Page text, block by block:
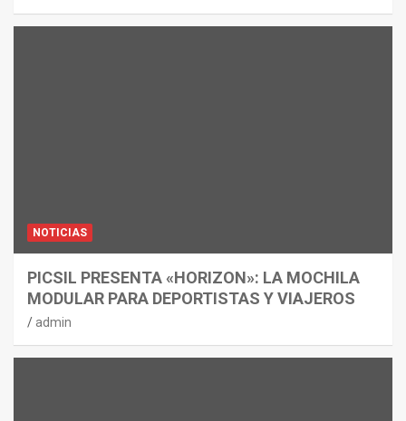
NOTICIAS
PICSIL PRESENTA «HORIZON»: LA MOCHILA
MODULAR PARA DEPORTISTAS Y VIAJEROS
admin